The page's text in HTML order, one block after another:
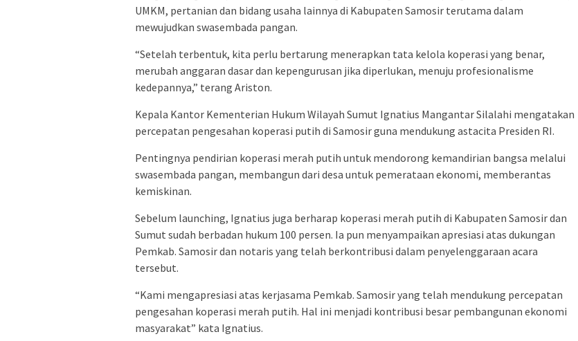
UMKM, pertanian dan bidang usaha lainnya di Kabupaten Samosir terutama dalam
mewujudkan swasembada pangan.
“Setelah terbentuk, kita perlu bertarung menerapkan tata kelola koperasi yang benar,
merubah anggaran dasar dan kepengurusan jika diperlukan, menuju profesionalisme
kedepannya,” terang Ariston.
Kepala Kantor Kementerian Hukum Wilayah Sumut Ignatius Mangantar Silalahi mengatakan
percepatan pengesahan koperasi putih di Samosir guna mendukung astacita Presiden RI.
Pentingnya pendirian koperasi merah putih untuk mendorong kemandirian bangsa melalui
swasembada pangan, membangun dari desa untuk pemerataan ekonomi, memberantas
kemiskinan.
Sebelum launching, Ignatius juga berharap koperasi merah putih di Kabupaten Samosir dan
Sumut sudah berbadan hukum 100 persen. Ia pun menyampaikan apresiasi atas dukungan
Pemkab. Samosir dan notaris yang telah berkontribusi dalam penyelenggaraan acara
tersebut.
“Kami mengapresiasi atas kerjasama Pemkab. Samosir yang telah mendukung percepatan
pengesahan koperasi merah putih. Hal ini menjadi kontribusi besar pembangunan ekonomi
masyarakat” kata Ignatius.